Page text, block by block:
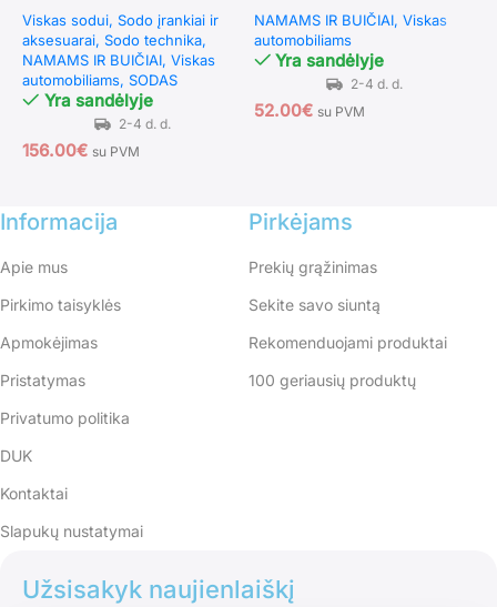
Viskas sodui Sodo įrankiai ir
aksesuarai Sodo technika
NAMAMS IR BUIČIAI Viskas
automobiliams SODAS
Yra sandėlyje
156.00€ su PVM
keliamoji galia
NAMAMS IR BUIČIAI Viskas
automobiliams
Yra sandėlyje
52.00€ su PVM
Informacija
Apie mus
Pirkimo taisyklės
Apmokėjimas
Pristatymas
Privatumo politika
DUK
Kontaktai
Slapukų nustatymai
Pirkėjams
Prekių grąžinimas
Sekite savo siuntą
Rekomenduojami produktai
100 geriausių produktų
Užsisakyk naujienlaiškį